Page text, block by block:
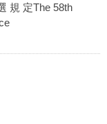
規 定The 58th